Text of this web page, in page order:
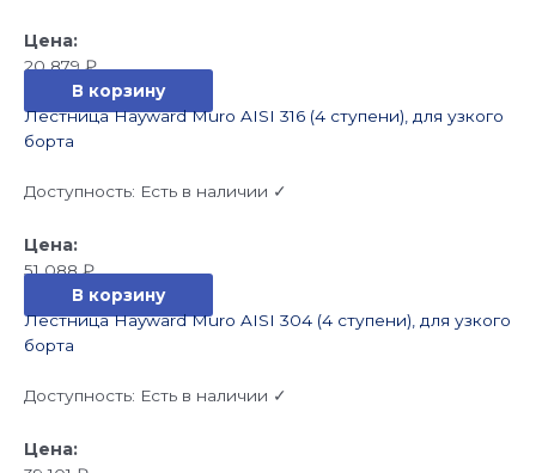
20 879₽
В корзину
Лестница Hayward Muro AISI 316 (4 ступени), для узкого
борта
Доступность: Есть в наличии ✓
51 088₽
В корзину
Лестница Hayward Muro AISI 304 (4 ступени), для узкого
борта
Доступность: Есть в наличии ✓